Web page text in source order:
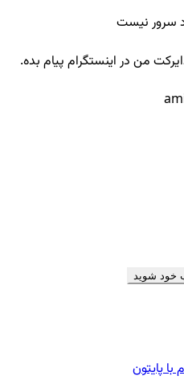
سرور نیست
من در اینستگرام پیام بده.
خود شوید
پایتون